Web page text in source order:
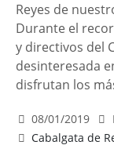
Reyes de
Durante el
y directivos del
desinteresada
disfrutan los
08/01/2019
Cabalgata de